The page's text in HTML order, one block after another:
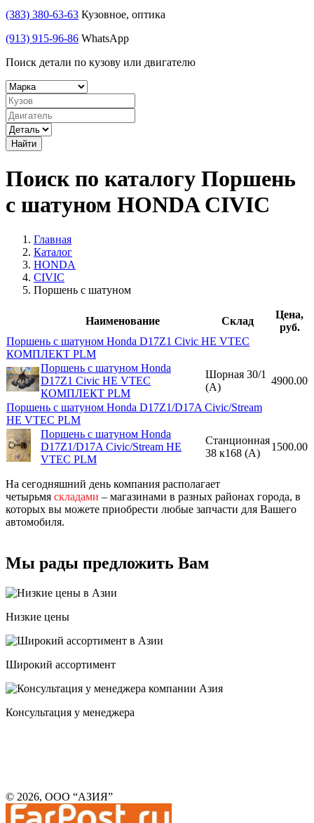
(383) 380-63-63 Кузовное, оптика
(913) 915-96-86 WhatsApp
Поиск детали по кузову или двигателю
Найти
Поиск по каталогу Поршень
с шатуном HONDA CIVIC
Главная
Каталог
HONDA
CIVIC
Поршень с шатуном
Наименование Склад
Цена,
руб.
Поршень с шатуном Honda D17Z1 Civic НЕ VTEC
КОМПЛЕКТ PLM
Поршень с шатуном Honda
D17Z1 Civic НЕ VTEC
КОМПЛЕКТ PLM
Шорная 30/1
(A)
4900.00
Поршень с шатуном Honda D17Z1/D17A Civic/Stream
НЕ VTEC PLM
Поршень с шатуном Honda
D17Z1/D17A Civic/Stream НЕ
VTEC PLM
Станционная
38 к168 (A)
1500.00
На сегодняшний день компания располагает
четырьмя складами – магазинами в разных районах города, в
которых вы можете приобрести любые запчасти для Вашего
автомобиля.
Мы рады предложить Вам
Низкие цены
Широкий ассортимент
Консультация у менеджера
© 2026, ООО “АЗИЯ”